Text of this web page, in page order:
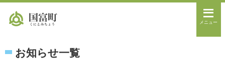
メニュー
お知らせ一覧